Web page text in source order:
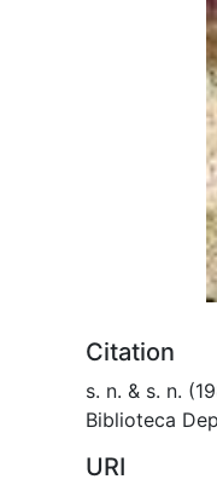
Citation
s. n. & s. n.
Biblioteca
URI